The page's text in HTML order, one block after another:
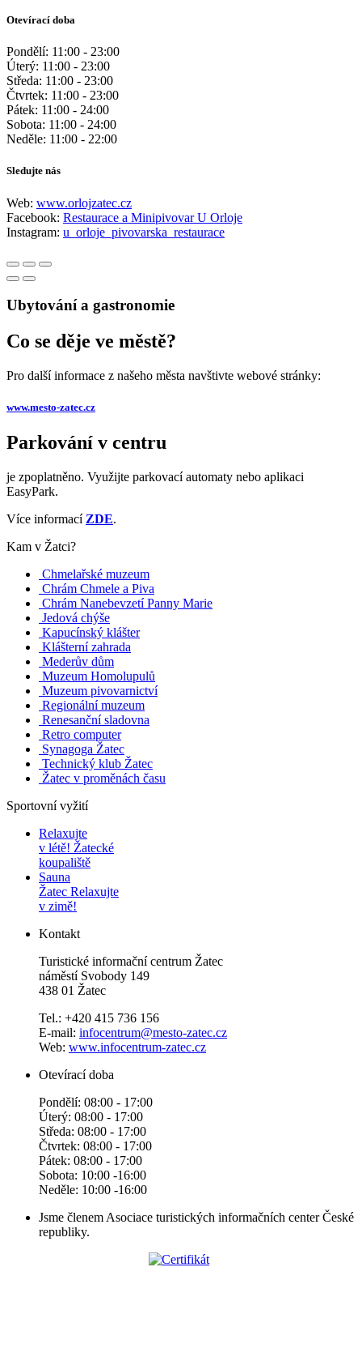
Otevírací doba
Pondělí: 11:00 - 23:00
Úterý: 11:00 - 23:00
Středa: 11:00 - 23:00
Čtvrtek: 11:00 - 23:00
Pátek: 11:00 - 24:00
Sobota: 11:00 - 24:00
Neděle: 11:00 - 22:00
Sledujte nás
Web: www.orlojzatec.cz
Facebook: Restaurace a Minipivovar U Orloje
Instagram: u_orloje_pivovarska_restaurace
Ubytování a gastronomie
Co se děje ve městě?
Pro další informace z našeho města navštivte webové stránky:
www.mesto-zatec.cz
Parkování v centru
je zpoplatněno. Využijte parkovací automaty nebo aplikaci
EasyPark.
Více informací ZDE.
Kam v Žatci?
Chmelařské muzeum
Chrám Chmele a Piva
Chrám Nanebevzetí Panny Marie
Jedová chýše
Kapucínský klášter
Klášterní zahrada
Mederův dům
Muzeum Homolupulů
Muzeum pivovarnictví
Regionální muzeum
Renesanční sladovna
Retro computer
Synagoga Žatec
Technický klub Žatec
Žatec v proměnách času
Sportovní vyžití
Relaxujte
v létě! Žatecké
koupaliště
Sauna
Žatec Relaxujte
v zimě!
Kontakt
Turistické informační centrum Žatec
náměstí Svobody 149
438 01 Žatec
Tel.: +420 415 736 156
E-mail: infocentrum@mesto-zatec.cz
Web: www.infocentrum-zatec.cz
Otevírací doba
Pondělí: 08:00 - 17:00
Úterý: 08:00 - 17:00
Středa: 08:00 - 17:00
Čtvrtek: 08:00 - 17:00
Pátek: 08:00 - 17:00
Sobota: 10:00 -16:00
Neděle: 10:00 -16:00
Jsme členem Asociace turistických informačních center České
republiky.